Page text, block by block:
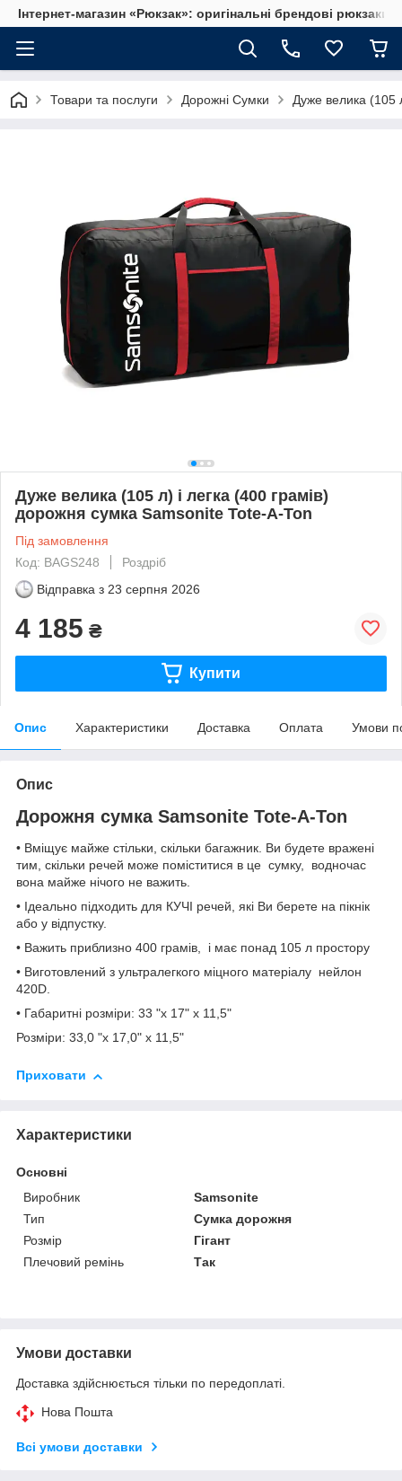
Інтернет-магазин «Рюкзак»: оригінальні брендові рюкзаки
Товари та послуги Дорожні Сумки Дуже велика (105
Дуже велика (105 л) і легка (400 грамів)
дорожня сумка Samsonite Tote-A-Ton
Під замовлення
Код: BAGS248
Роздріб
Відправка з 23 серпня 2026
4 185 ₴
Купити
Опис Характеристики Доставка Оплата Умови
Опис
Дорожня сумка Samsonite Tote-A-Ton
• Вміщує майже стільки, скільки багажник. Ви будете вражені
тим, скільки речей може поміститися в це сумку, водночас
вона майже нічого не важить.
• Ідеально підходить для КУЧІ речей, які Ви берете на пікнік
або у відпустку.
• Важить приблизно 400 грамів, і має понад 105 л простору
• Виготовлений з ультралегкого міцного матеріалу нейлон
420D.
• Габаритні розміри: 33 "х 17" х 11,5"
Розміри: 33,0 "х 17,0" х 11,5"
Приховати
Характеристики
Основні
Виробник
Samsonite
Тип
Сумка дорожня
Розмір
Гігант
Плечовий ремінь
Так
Умови доставки
Доставка здійснюється тільки по передоплаті.
Нова Пошта
Всі умови доставки